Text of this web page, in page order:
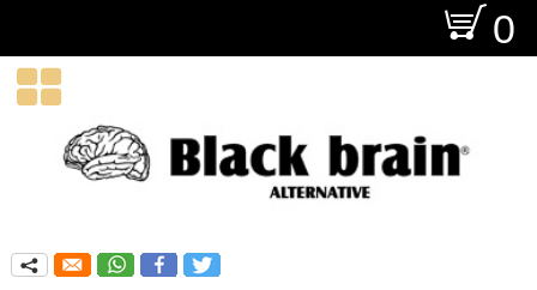
O 0

q